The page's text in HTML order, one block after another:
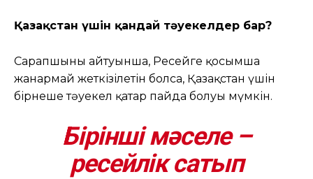
Қазақстан үшін қандай тәуекелдер бар?
Сарапшының айтуынша, Ресейге қосымша
жанармай жеткізілетін болса, Қазақстан үшін
бірнеше тәуекел қатар пайда болуы мүмкін.
Бірінші мәселе–
ресейлік сатып